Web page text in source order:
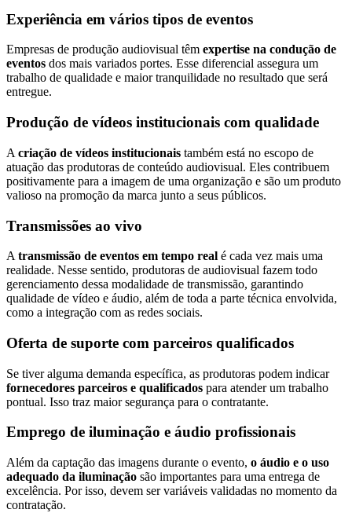
Experiência em vários tipos de eventos
Empresas de produção audiovisual têm expertise na condução de
eventos dos mais variados portes. Esse diferencial assegura um
trabalho de qualidade e maior tranquilidade no resultado que será
entregue.
Produção de vídeos institucionais com qualidade
A criação de vídeos institucionais também está no escopo de
atuação das produtoras de conteúdo audiovisual. Eles contribuem
positivamente para a imagem de uma organização e são um produto
valioso na promoção da marca junto a seus públicos.
Transmissões ao vivo
A transmissão de eventos em tempo real é cada vez mais uma
realidade. Nesse sentido, produtoras de audiovisual fazem todo
gerenciamento dessa modalidade de transmissão, garantindo
qualidade de vídeo e áudio, além de toda a parte técnica envolvida,
como a integração com as redes sociais.
Oferta de suporte com parceiros qualificados
Se tiver alguma demanda específica, as produtoras podem indicar
fornecedores parceiros e qualificados para atender um trabalho
pontual. Isso traz maior segurança para o contratante.
Emprego de iluminação e áudio profissionais
Além da captação das imagens durante o evento, o áudio e o uso
adequado da iluminação são importantes para uma entrega de
excelência. Por isso, devem ser variáveis validadas no momento da
contratação.